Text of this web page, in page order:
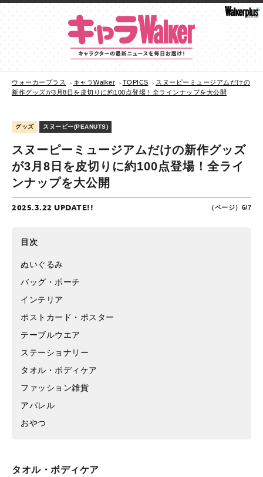
ウォーカープラス キャラWalker TOPICS
スヌーピーミュージアムだけの
新作グッズが3月8日を皮切りに約100点登場！全ラインナップを大公開
グッズ スヌーピー(PEANUTS)
スヌーピーミュージアムだけの新作グッズ
が3月8日を皮切りに約100点登場！全ライ
ンナップを大公開
2025.3.22 UPDATE!! （ページ）6/7
目次
ぬいぐるみ
バッグ・ポーチ
インテリア
ポストカード・ポスター
テーブルウエア
ステーショナリー
タオル・ボディケア
ファッション雑貨
アパレル
おやつ
タオル・ボディケア